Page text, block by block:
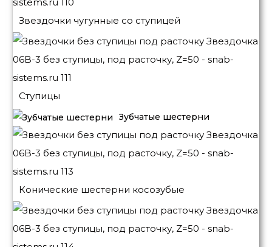
Звездочки чугунные со ступицей
Ступицы
Зубчатые шестерни
Конические шестерни косозубые